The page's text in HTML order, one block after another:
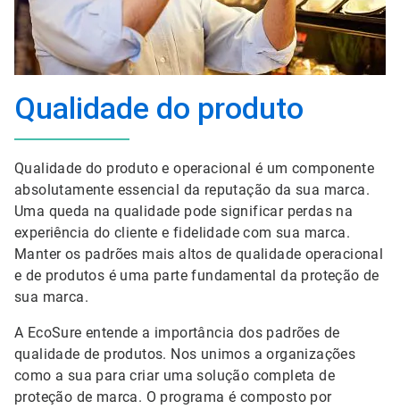
Qualidade do produto
Qualidade do produto e operacional é um componente
absolutamente essencial da reputação da sua marca.
Uma queda na qualidade pode significar perdas na
experiência do cliente e fidelidade com sua marca.
Manter os padrões mais altos de qualidade operacional
e de produtos é uma parte fundamental da proteção de
sua marca.
A EcoSure entende a importância dos padrões de
qualidade de produtos. Nos unimos a organizações
como a sua para criar uma solução completa de
proteção de marca. O programa é composto por